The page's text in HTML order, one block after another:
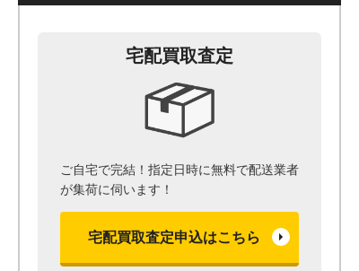
宅配買取査定
ご自宅で完結！指定日時に無料で配送業者
が集荷に伺います！
宅配買取査定申込はこちら